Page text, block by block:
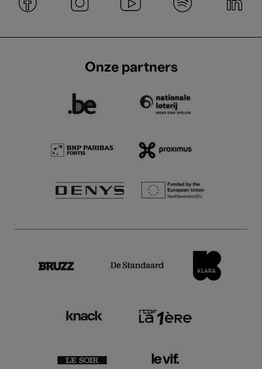
Onze partners